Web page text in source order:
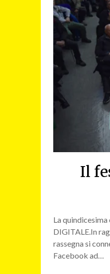
Il
La
DIGITALE.In
rassegna si
Facebook ad…